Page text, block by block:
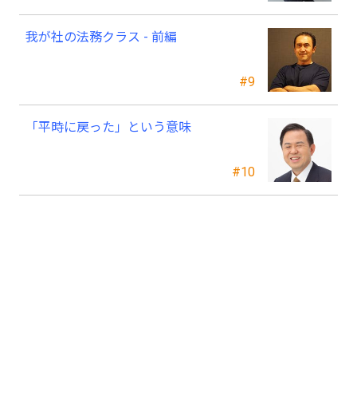
#9
我が社の法務クラス - 前編
#10
「平時に戻った」という意味